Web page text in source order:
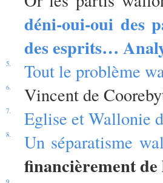
déni-oui-oui des
des esprits…
5. Tout le problème
6. Vincent de
7. Eglise et Wallonie
8. Un séparatisme
financièrement